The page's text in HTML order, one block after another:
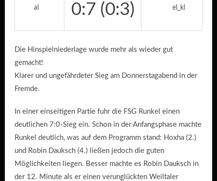
0:7 (0:3)
Die Hinspielniederlage wurde mehr als wieder gut
gemacht!
Klarer und ungefährdeter Sieg am Donnerstagabend in der
Fremde.
In einer einseitigen Partie fuhr die FSG Runkel einen
deutlichen 7:0-Sieg ein. Schon in der Anfangsphase machte
Runkel deutlich, was auf dem Programm stand: Hoxha (2.)
und Robin Dauksch (4.) ließen jedoch die guten
Möglichkeiten liegen. Besser machte es Robin Dauksch in
der 12. Minute als er einen verunglückten Weiltaler